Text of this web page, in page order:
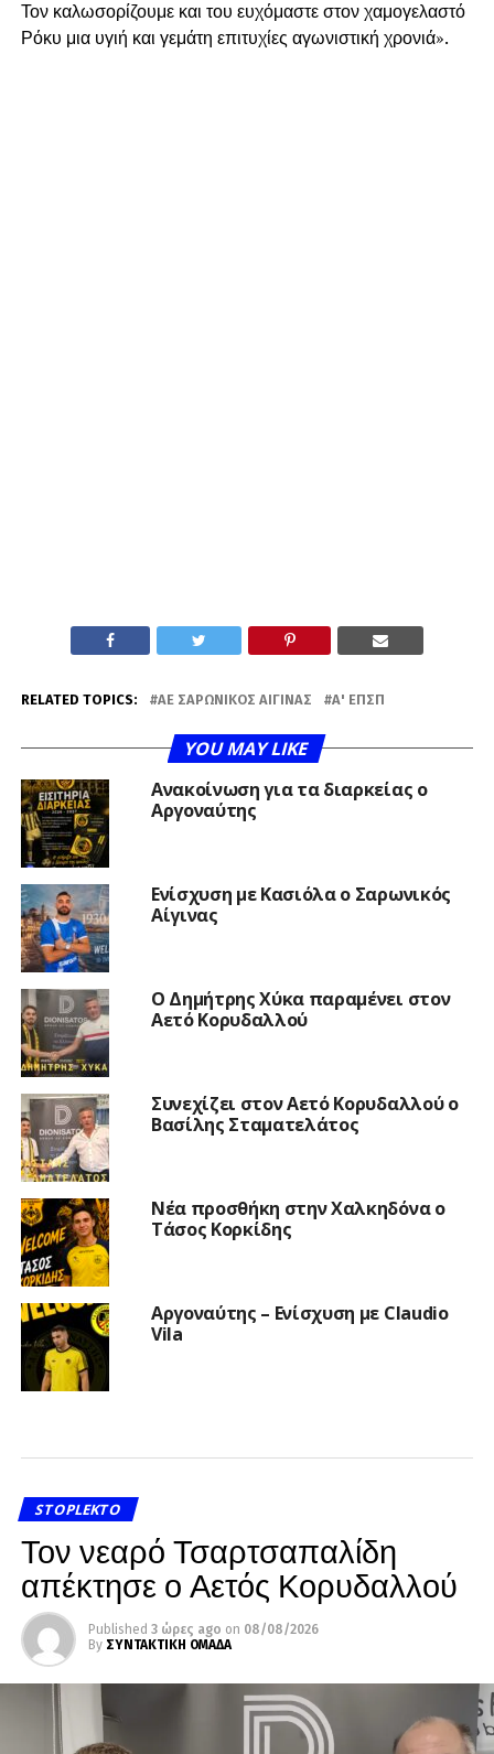
Τον καλωσορίζουμε και του ευχόμαστε στον χαμογελαστό
Ρόκυ μια υγιή και γεμάτη επιτυχίες αγωνιστική χρονιά».
RELATED TOPICS: AE ΣΑΡΩΝΙΚΌΣ ΑΊΓΙΝΑΣ Α' ΕΠΣΠ
YOU MAY LIKE
Ανακοίνωση για τα διαρκείας ο
Αργοναύτης
Ενίσχυση με Κασιόλα ο Σαρωνικός
Αίγινας
O Δημήτρης Χύκα παραμένει στον
Αετό Κορυδαλλού
Συνεχίζει στον Αετό Κορυδαλλού ο
Βασίλης Σταματελάτος
Νέα προσθήκη στην Χαλκηδόνα ο
Τάσος Κορκίδης
Αργοναύτης – Ενίσχυση με Claudio
Vila
STOPLEKTO
Τον νεαρό Τσαρτσαπαλίδη
απέκτησε ο Αετός Κορυδαλλού
Published 3 ώρες ago on 08/08/2026
By ΣΥΝΤΑΚΤΙΚΗ ΟΜΑΔΑ